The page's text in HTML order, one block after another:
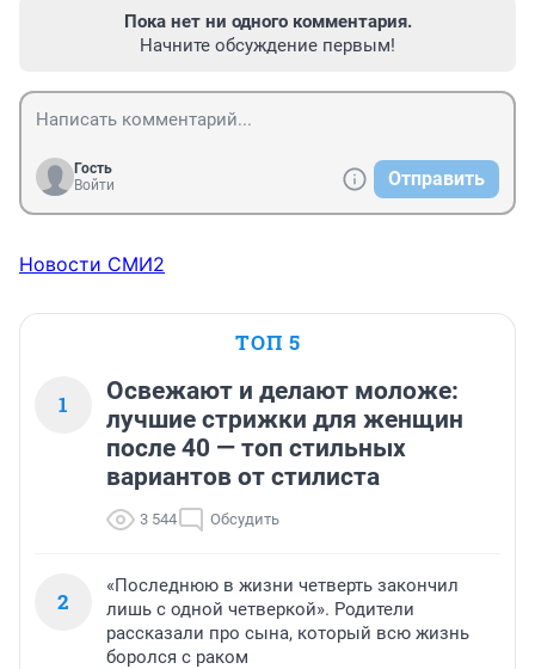
Пока нет ни одного комментария.
Начните обсуждение первым!
Гость
Войти
Отправить
Новости СМИ2
ТОП 5
1
Освежают и делают моложе:
лучшие стрижки для женщин
после 40 — топ стильных
вариантов от стилиста
3 544 Обсудить
2
«Последнюю в жизни четверть закончил
лишь с одной четверкой». Родители
рассказали про сына, который всю жизнь
боролся с раком